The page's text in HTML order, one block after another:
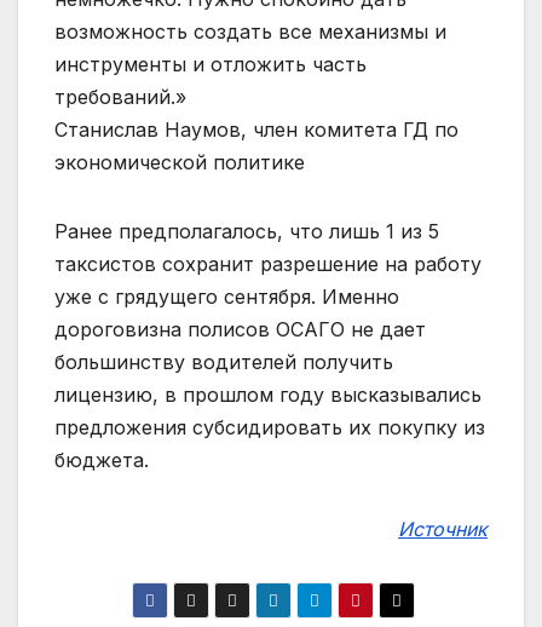
возможность создать все механизмы и
инструменты и отложить часть
требований.»
Станислав Наумов, член комитета ГД по
экономической политике
Ранее предполагалось, что лишь 1 из 5
таксистов сохранит разрешение на работу
уже с грядущего сентября. Именно
дороговизна полисов ОСАГО не дает
большинству водителей получить
лицензию, в прошлом году высказывались
предложения субсидировать их покупку из
бюджета.
Источник